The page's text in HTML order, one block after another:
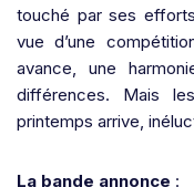
touché par ses
vue d’une
avance, une
différences. Mais
printemps arrive,
La bande annonce :